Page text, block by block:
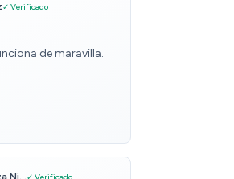
✓ Verificado
de maravilla.
Ni... ✓ Verificado